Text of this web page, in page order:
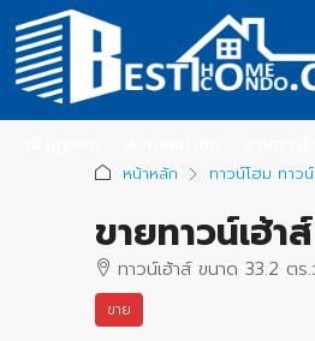
หน้าหลัก ทาวน์โฮม ทาว
ขายทาวน์เฮ้
ทาวน์เฮ้าส์ ขนาด 33.2 ต
ขาย